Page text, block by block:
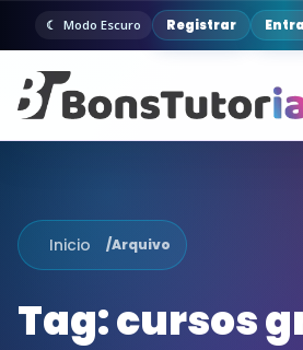
Modo Escuro Registrar
Inicio /Arquivo
Tag:cursos